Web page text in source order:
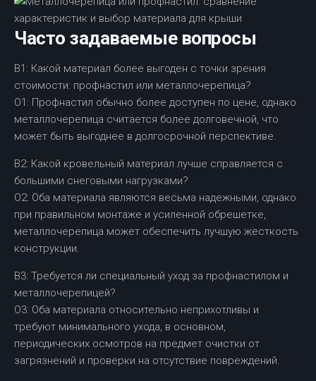
Часто задаваемые вопросы
В1: Какой материал более выгоден с точки зрения
стоимости: профнастил или металлочерепица?
О1: Профнастил обычно более доступен по цене, однако
металлочерепица считается более долговечной, что
может быть выгоднее в долгосрочной перспективе.
В2: Какой кровельный материал лучше справляется с
большими снеговыми нагрузками?
О2: Оба материала являются весьма надежными, однако
при правильном монтаже и усиленной обрешетке,
металлочерепица может обеспечить лучшую жесткость
конструкции.
В3: Требуется ли специальный уход за профнастилом и
металлочерепицей?
О3: Оба материала относительно неприхотливы и
требуют минимального ухода, в основном,
периодических осмотров на предмет очистки от
загрязнений и проверки на отсутствие повреждений.